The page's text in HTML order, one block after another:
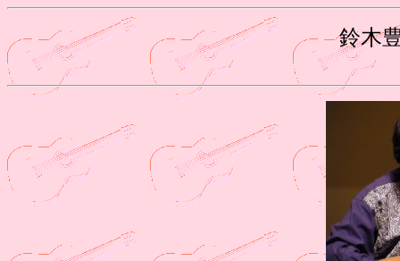
鈴木